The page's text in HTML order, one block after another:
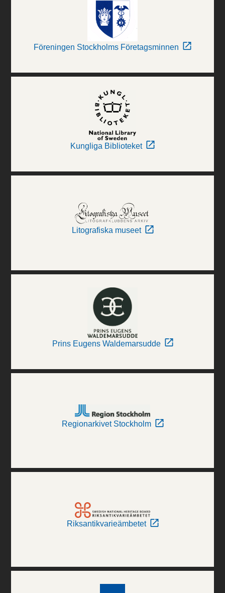
Föreningen Stockholms Företagsminnen
Kungliga Biblioteket
Litografiska museet
Prins Eugens Waldemarsudde
Regionarkivet Stockholm
Riksantikvarieämbetet